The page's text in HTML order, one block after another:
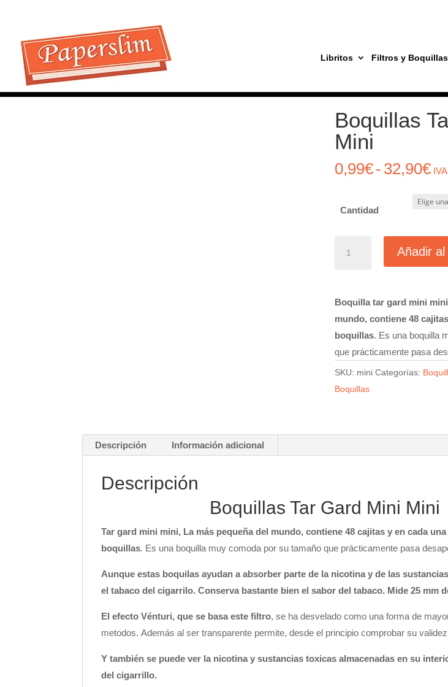
Libritos Filtros y Boquillas
Boquillas
Mini
0,99€- 32,90€
Cantidad
Mini
cantidad
Añadir
Boquilla tar gard mini
mundo, contiene 48
boquillas. Es una boquilla
que prácticamente pasa
SKU: mini Categorías:
Boquillas
Descripción Información adicional
Descripción
Boquillas Tar Gard Mini Mini
Tar gard mini mini, La más pequeña del mundo, contiene 48 cajitas y en cada una
boquillas. Es una boquilla muy comoda por su tamaño que prácticamente pasa
Aunque estas boquilas ayudan a absorber parte de la nicotina y de las
el tabaco del cigarrilo. Conserva bastante bien el sabor del tabaco. Mide 25 mm
El efecto Vénturi, que se basa este filtro, se ha desvelado como una forma de
metodos. Además al ser transparente permite, desde el principio comprobar su
Y también se puede ver la nicotina y sustancias toxicas almacenadas en su
del cigarrillo.